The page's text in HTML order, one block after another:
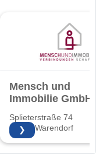
Mensch und
Immobilie GmbH
Splieterstraße 74
48231 Warendorf
❯